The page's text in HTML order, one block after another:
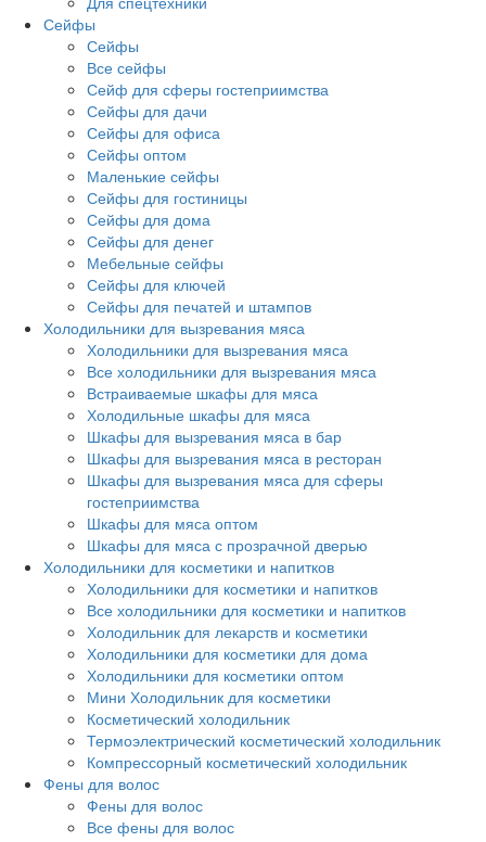
Сейфы
Сейфы
Все сейфы
Сейф для сферы гостеприимства
Сейфы для дачи
Сейфы для офиса
Сейфы оптом
Маленькие сейфы
Сейфы для гостиницы
Сейфы для дома
Сейфы для денег
Мебельные сейфы
Сейфы для ключей
Сейфы для печатей и штампов
Холодильники для вызревания мяса
Холодильники для вызревания мяса
Все холодильники для вызревания мяса
Встраиваемые шкафы для мяса
Холодильные шкафы для мяса
Шкафы для вызревания мяса в бар
Шкафы для вызревания мяса в ресторан
Шкафы для вызревания мяса для сферы
гостеприимства
Шкафы для мяса оптом
Шкафы для мяса с прозрачной дверью
Холодильники для косметики и напитков
Холодильники для косметики и напитков
Все холодильники для косметики и напитков
Холодильник для лекарств и косметики
Холодильники для косметики для дома
Холодильники для косметики оптом
Мини Холодильник для косметики
Косметический холодильник
Термоэлектрический косметический холодильник
Компрессорный косметический холодильник
Фены для волос
Фены для волос
Все фены для волос